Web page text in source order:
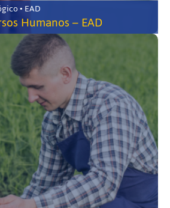
• EAD
Humanos – EAD